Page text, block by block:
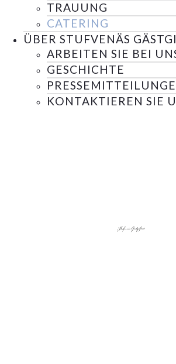
TRAUUNG
CATERING
ÜBER STUFVENÄS
ARBEITEN SIE BEI
GESCHICHTE
KONTAKTIEREN SIE